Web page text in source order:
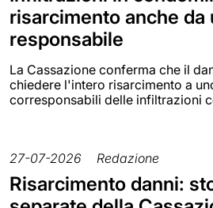
risarcimento anche da
responsabile
La Cassazione conferma che il
chiedere l'intero risarcimento a
corresponsabili delle infiltrazioni
27-07-2026 Redazione
Risarcimento danni: